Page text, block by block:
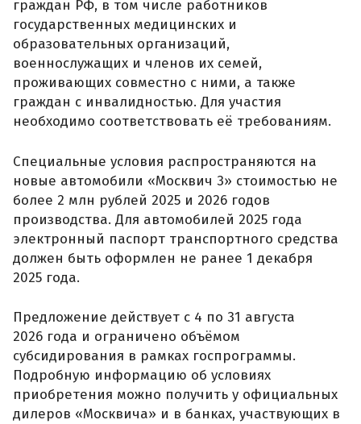
граждан РФ, в том числе работников
государственных медицинских и
образовательных организаций,
военнослужащих и членов их семей,
проживающих совместно с ними, а также
граждан с инвалидностью. Для участия
необходимо соответствовать её требованиям.
Специальные условия распространяются на
новые автомобили «Москвич 3» стоимостью не
более 2 млн рублей 2025 и 2026 годов
производства. Для автомобилей 2025 года
электронный паспорт транспортного средства
должен быть оформлен не ранее 1 декабря
2025 года.
Предложение действует с 4 по 31 августа
2026 года и ограничено объёмом
субсидирования в рамках госпрограммы.
Подробную информацию об условиях
приобретения можно получить у официальных
дилеров «Москвича» и в банках, участвующих в